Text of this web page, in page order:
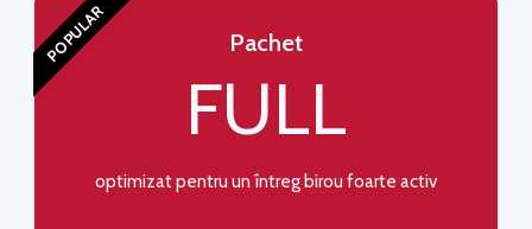
Pachet
FULL
optimizat pentru un întreg birou foarte activ
POPULAR